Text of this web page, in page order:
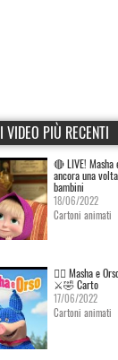
I VIDEO PIÙ RECENTI
🔴 LIVE! Masha
ancora una
bambini
18/06/2022
Cartoni animati
👱‍♀️ Masha e
⚔️🤣 Carto
17/06/2022
Cartoni animati